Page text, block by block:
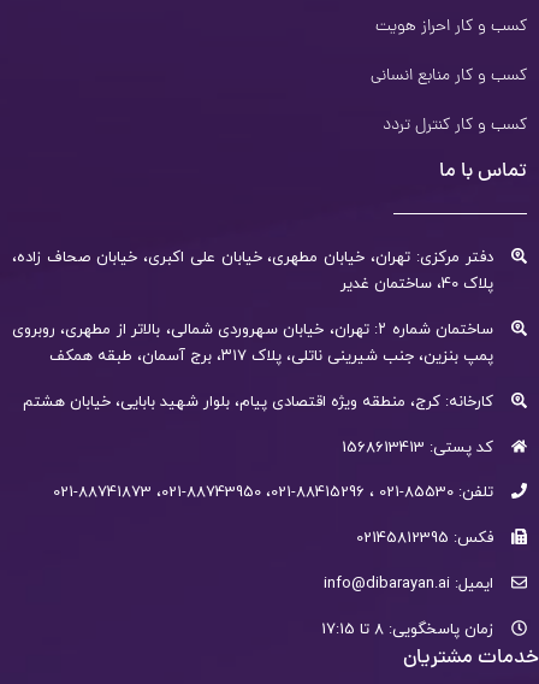
کسب و کار احراز هویت
کسب و کار منابع انسانی
کسب و کار کنترل تردد
تماس با ما
دفتر مرکزی: تهران، خیابان مطهری، خیابان علی اکبری، خیابان صحاف زاده،
پلاک 40، ساختمان غدیر
ساختمان شماره ۲: تهران، خیابان سهروردی شمالی، بالاتر از مطهری، روبروی
پمپ بنزین، جنب شیرینی ناتلی، پلاک ۳۱۷، برج آسمان، طبقه همکف
کارخانه: کرج، منطقه ویژه اقتصادی پیام، بلوار شهید بابایی، خیابان هشتم
کد پستی: 1568613413
تلفن: 85530-021 ، 88415296-021، 88743950-021، 88741873-021
فکس: 02145812395
ایمیل: info@dibarayan.ai
زمان پاسخگویی: 8 تا 17:15
خدمات مشتریان